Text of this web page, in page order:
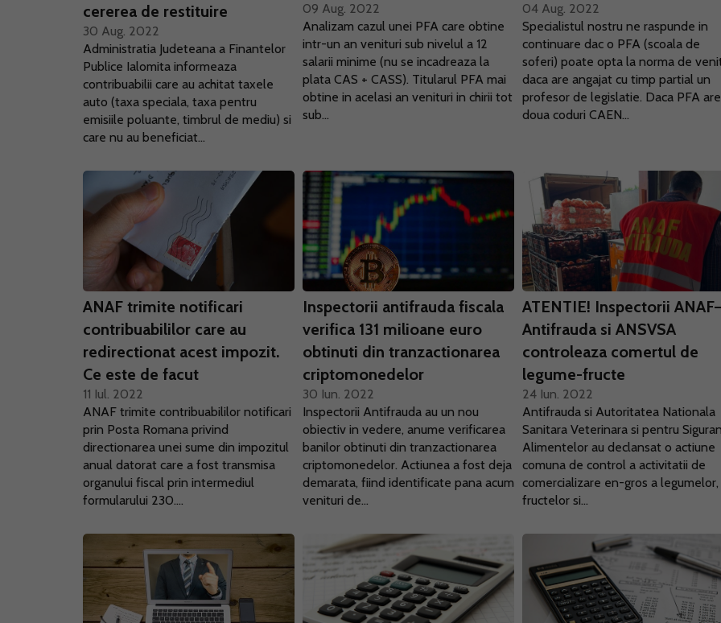
cererea de restituire
30 Aug. 2022
Administratia Judeteana a Finantelor
Publice Ialomita informeaza
contribuabilii care au achitat taxele
auto (taxa speciala, taxa pentru
emisiile poluante, timbrul de mediu) si
care nu au beneficiat...
09 Aug. 2022
Analizam cazul unei PFA care obtine
intr-un an venituri sub nivelul a 12
salarii minime (nu se incadreaza la
plata CAS + CASS). Titularul PFA mai
obtine in acelasi an venituri in chirii tot
sub...
04 Aug. 2022
Specialistul nostru ne raspunde in
continuare dac o PFA (scoala de
soferi) poate opta la norma de
daca are angajat cu timp partial un
profesor de legislatie. Daca PFA are
doua coduri CAEN...
ANAF trimite notificari
contribuabililor care au
redirectionat acest impozit.
Ce este de facut
11 Iul. 2022
ANAF trimite contribuabililor notificari
prin Posta Romana privind
directionarea unei sume din impozitul
anual datorat care a fost transmisa
organului fiscal prin intermediul
formularului 230....
Inspectorii antifrauda fiscala
verifica 131 milioane euro
obtinuti din tranzactionarea
criptomonedelor
30 Iun. 2022
Inspectorii Antifrauda au un nou
obiectiv in vedere, anume verificarea
banilor obtinuti din tranzactionarea
criptomonedelor. Actiunea a fost deja
demarata, fiind identificate pana acum
venituri de...
ATENTIE! Inspectorii
Antifrauda si ANSVSA
controleaza comertul de
legume-fructe
24 Iun. 2022
Antifrauda si Autoritatea Nationala
Sanitara Veterinara si pentru
Alimentelor au declansat o actiune
comuna de control a activitatii de
comercializare en-gros a legumelor,
fructelor si...